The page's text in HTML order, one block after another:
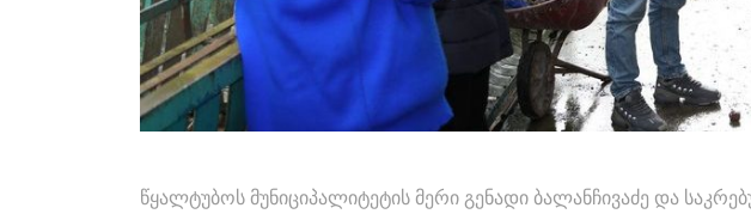
წყალტუბოს მუნიციპალიტეტის მერი გენადი ბალანჩივაძე და